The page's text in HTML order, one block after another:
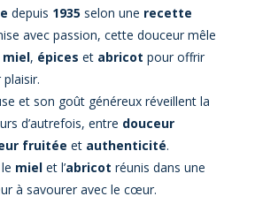
depuis 1935 selon une recette
avec passion, cette douceur mêle
miel, épices et abricot pour offrir
et son goût généreux réveillent la
d’autrefois, entre douceur
fruitée et authenticité.
mielet l’abricot réunis dans une
à savourer avec le cœur.